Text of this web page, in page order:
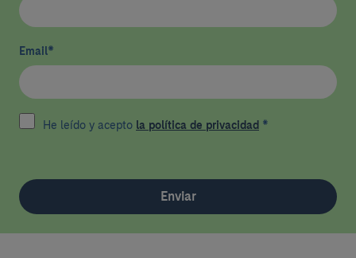
Email*
He leído y acepto la política de privacidad *
Enviar